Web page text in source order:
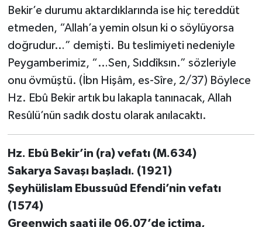
Bekir’e durumu aktardıklarında ise hiç tereddüt
etmeden, “Allah’a yemin olsun ki o söylüyorsa
doğrudur…” demişti. Bu teslimiyeti nedeniyle
Peygamberimiz, “…Sen, Sıddîksın.” sözleriyle
onu övmüştü. (İbn Hişâm, es-Sîre, 2/37) Böylece
Hz. Ebû Bekir artık bu lakapla tanınacak, Allah
Resûlü’nün sadık dostu olarak anılacaktı.
Hz. Ebû Bekir’in (ra) vefatı (M.634)
Sakarya Savaşı başladı. (1921)
Şeyhülislam Ebussuûd Efendi’nin vefatı
(1574)
Greenwich saati ile 06.07’de içtima,
Çorum Müftülüğü
Denizli Müftülüğü
Düzce Müftülüğü
Edirne Müftülüğü
Elazığ Müftülüğü
Erzincan Müftülüğü
Biyografiler
Diyanet TV
YAŞAM